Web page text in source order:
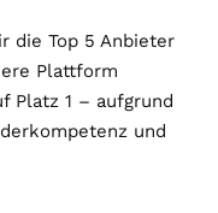
die Top 5 Anbieter
Plattform
Platz 1 – aufgrund
und